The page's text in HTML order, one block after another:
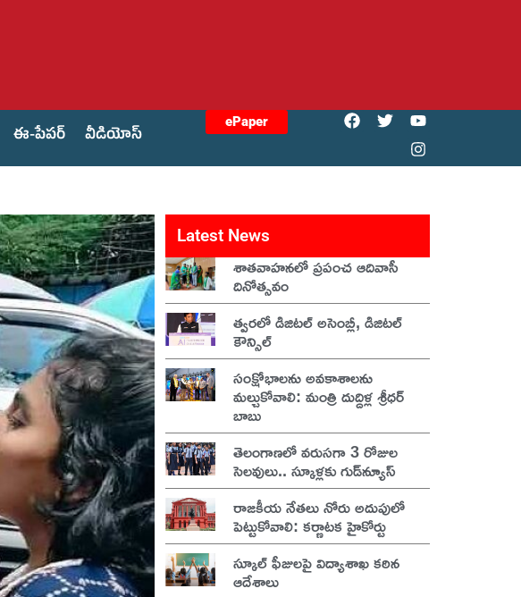
ఈ-పేపర్ వీడియోస్
ePaper
Latest News
శాతవాహనలో ప్రపంచ ఆదివాసీ
దినోత్సవం
త్వరలో డిజిటల్ అసెంబ్లీ, డిజిటల్
కౌన్సిల్
సంక్షోభాలను అవకాశాలను
మల్చుకోవాలి: మంత్రి దుద్దిళ్ల శ్రీధర్
బాబు
తెలంగాణలో వరుసగా 3 రోజుల
సెలవులు.. స్కూళ్లకు గుడ్‌న్యూస్
రాజకీయ నేతలు నోరు అదుపులో
పెట్టుకోవాలి: కర్ణాటక హైకోర్టు
స్కూల్ ఫీజులపై విద్యాశాఖ కఠిన
ఆదేశాలు